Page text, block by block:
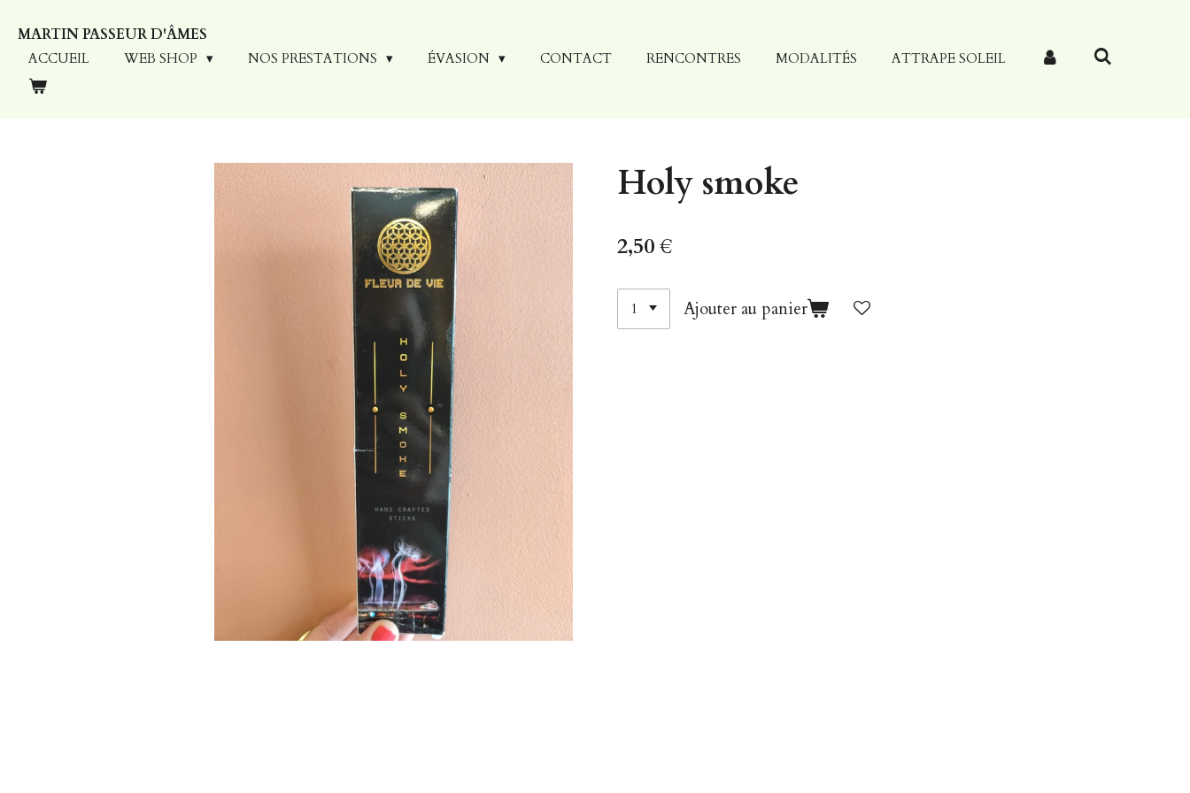
au
contenu
principal
MARTIN PASSEUR D'ÂMES
ACCUEIL WEB SHOP NOS PRESTATIONS ÉVASION CONTACT RENCONTRES MODALITÉS ATTRAPE SOLEIL
Holy smoke
2,50 €
Ajouter au panier